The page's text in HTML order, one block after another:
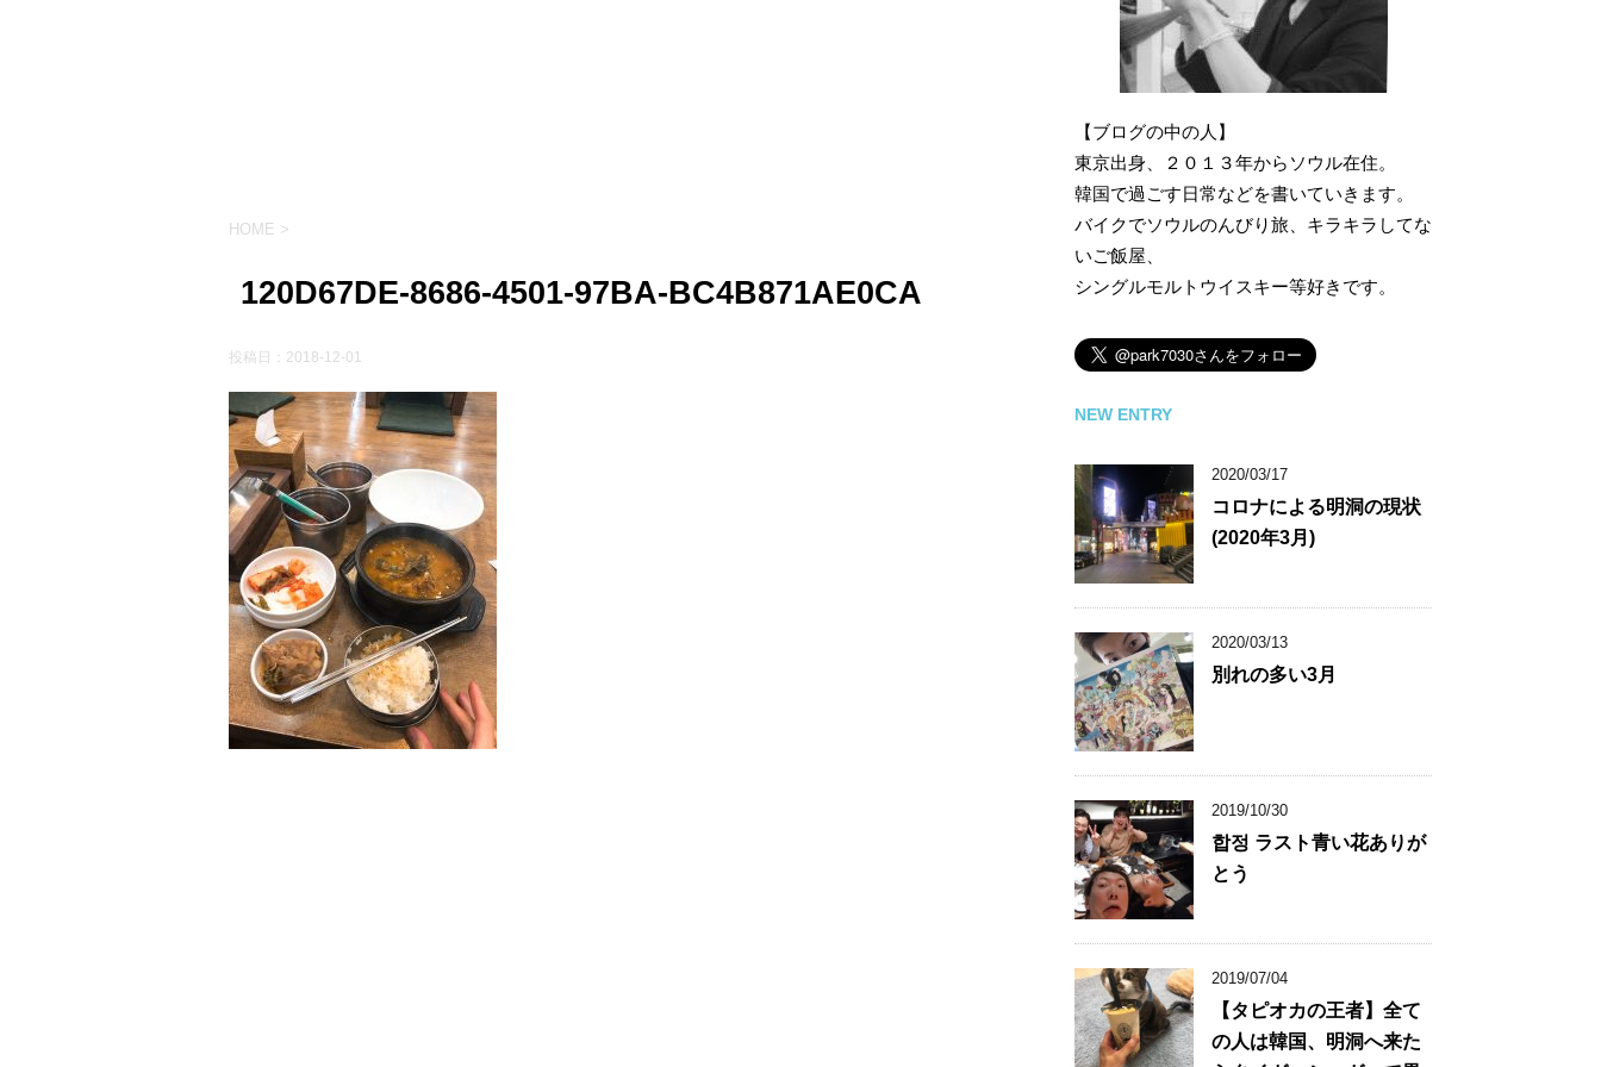
HOME >
120D67DE-8686-4501-97BA-BC4B871AE0CA
投稿日： 2018-12-01
【ブログの中の人】
東京出身、２０１３年からソウル在住。
韓国で過ごす日常などを書いていきます。
バイクでソウルのんびり旅、キラキラしてな
いご飯屋、
シングルモルトウイスキー等好きです。
NEW ENTRY
2020/03/17
コロナによる明洞の現状
(2020年3月)
2020/03/13
別れの多い3月
2019/10/30
합정 ラスト青い花ありが
とう
2019/07/04
【タピオカの王者】全て
の人は韓国、明洞へ来た